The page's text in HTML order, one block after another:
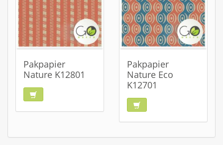
Pakpapier
Nature K12801
Pakpapier
Nature Eco
K12701